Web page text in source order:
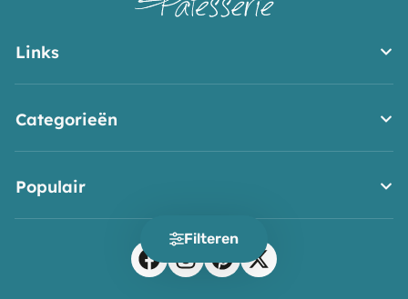
Filteren
Links
Categorieën
Populair